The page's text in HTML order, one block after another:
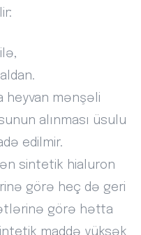
heyvan mənşəli
alınması üsulu
edilmir.
sintetik hialuron
görə heç də geri
görə hətta